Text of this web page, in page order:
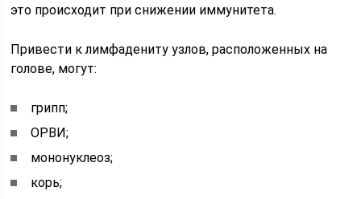
это происходит при снижении иммунитета.
Привести к лимфадениту узлов, расположенных на
голове, могут:
грипп;
ОРВИ;
мононуклеоз;
корь;